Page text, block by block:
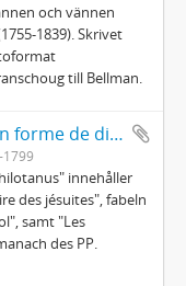
och vännen
1839). Skrivet
till Bellman.
Philotanus, poëme, en forme de dialogue, ou l'histoire de la constitution unigenitus
1799
innehåller
des jésuites", fabeln
samt "Les
des PP.